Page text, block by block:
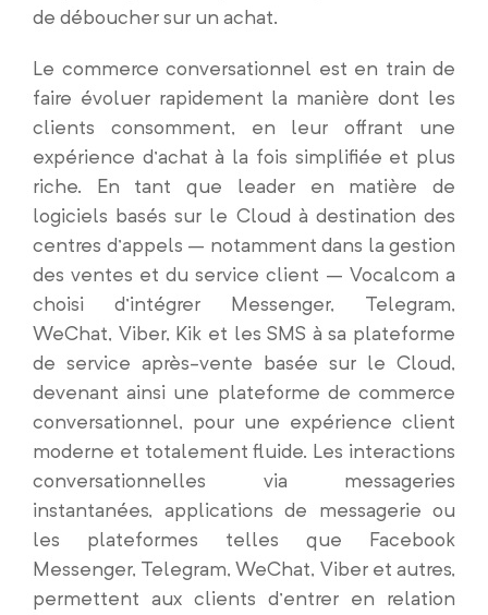
de déboucher sur un achat.
Le commerce conversationnel est en train de
faire évoluer rapidement la manière dont les
clients consomment, en leur offrant une
expérience d’achat à la fois simplifiée et plus
riche. En tant que leader en matière de
logiciels basés sur le Cloud à destination des
centres d’appels – notamment dans la gestion
des ventes et du service client – Vocalcom a
choisi d’intégrer Messenger, Telegram,
WeChat, Viber, Kik et les SMS à sa plateforme
de service après-vente basée sur le Cloud,
devenant ainsi une plateforme de commerce
conversationnel, pour une expérience client
moderne et totalement fluide. Les interactions
conversationnelles via messageries
instantanées, applications de messagerie ou
les plateformes telles que Facebook
Messenger, Telegram, WeChat, Viber et autres,
permettent aux clients d’entrer en relation